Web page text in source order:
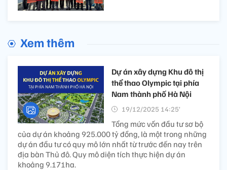
Xem thêm
Dự án xây dựng Khu đô thị
thể thao Olympic tại phía
Nam thành phố Hà Nội
19/12/2025 14:25’
Tổng mức vốn đầu tư sơ bộ
của dự án khoảng 925.000 tỷ đồng, là một trong những
dự án đầu tư có quy mô lớn nhất từ trước đến nay trên
địa bàn Thủ đô. Quy mô diện tích thực hiện dự án
khoảng 9.171ha.